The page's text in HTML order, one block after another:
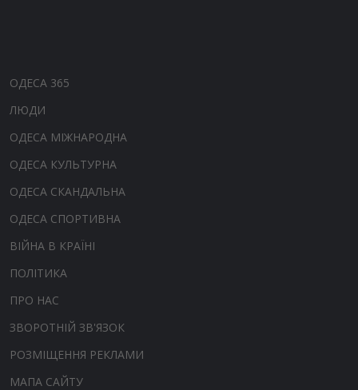
ОДЕСА 365
ЛЮДИ
ОДЕСА МІЖНАРОДНА
ОДЕСА КУЛЬТУРНА
ОДЕСА СКАНДАЛЬНА
ОДЕСА СПОРТИВНА
ВІЙНА В КРАЇНІ
ПОЛІТИКА
ПРО НАС
ЗВОРОТНІЙ ЗВ'ЯЗОК
РОЗМІЩЕННЯ РЕКЛАМИ
МАПА САЙТУ